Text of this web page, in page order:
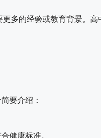
更多的经验或教育背景。
要介绍：
健康标准。